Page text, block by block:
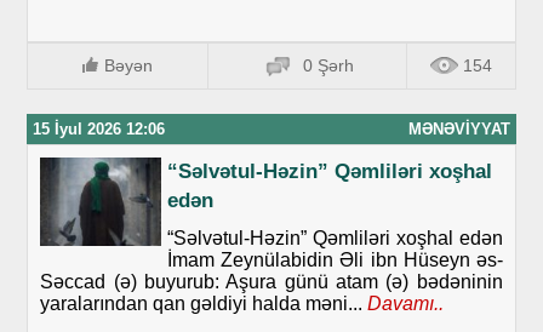
Bəyən 0 Şərh 154
15 İyul 2026 12:06 MƏNƏVIYYAT
“Səlvətul-Həzin” Qəmliləri xoşhal
edən
“Səlvətul-Həzin” Qəmliləri xoşhal edən
İmam Zeynülabidin Əli ibn Hüseyn əs-
Səccad (ə) buyurub: Aşura günü atam (ə) bədəninin
yaralarından qan gəldiyi halda məni... Davamı..